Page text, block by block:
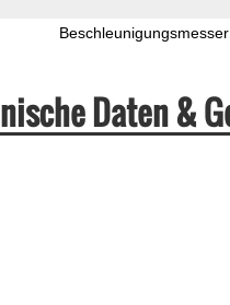
Beschleunigungsmesser
Daten &